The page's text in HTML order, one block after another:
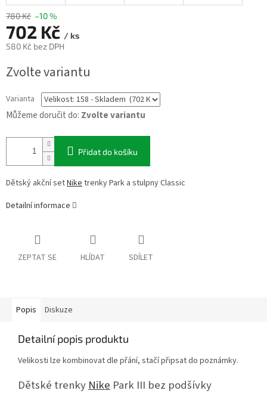
780 Kč –10 %
702 Kč / ks
580 Kč bez DPH
cena:
Zvolte variantu
Varianta
Můžeme doručit do: Zvolte variantu
Přidat do košíku
Dětský akční setNiketrenky Park a stulpny Classic
Detailní informace
ZEPTAT SE HLÍDAT SDÍLET
Popis Diskuze
Detailní popis produktu
Velikosti lze kombinovat dle přání, stačí připsat do poznámky.
Dětské trenky Nike Park III bez podšívky